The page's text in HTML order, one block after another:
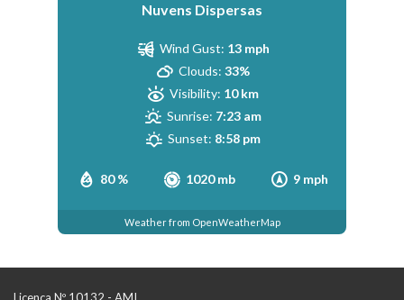
Nuvens Dispersas
80 % 1020 mb 9 mph
Wind Gust: 13 mph
Clouds: 33%
Visibility: 10 km
Sunrise: 7:23 am
Sunset: 8:58 pm
Weather from OpenWeatherMap